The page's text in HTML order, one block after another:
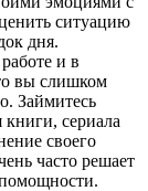
ситуацию
дня.
и в
вы слишком
Займитесь
сериала
своего
часто решает